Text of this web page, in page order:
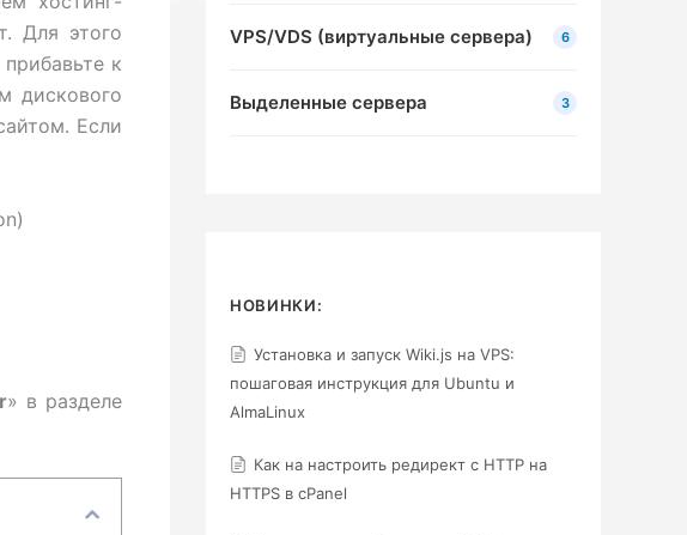
Для этого
к
дискового
Если
» в разделе
VPS/VDS (виртуальные сервера) 6
Выделенные сервера 3
НОВИНКИ:
Установка и запуск Wiki.js на VPS:
пошаговая инструкция для Ubuntu и
AlmaLinux
Как на настроить редирект с HTTP на
HTTPS в cPanel